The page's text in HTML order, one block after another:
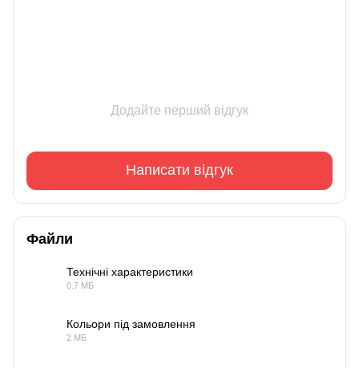
Додайте перший відгук
Написати відгук
Файли
Технічні характеристики
0.7 МБ
Кольори під замовлення
2 МБ